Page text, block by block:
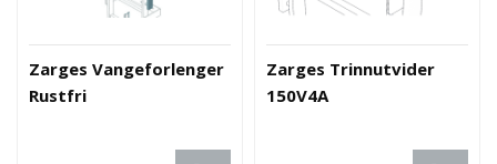
Zarges Vangeforlenger
Rustfri
Zarges Trinnutvider
150V4A